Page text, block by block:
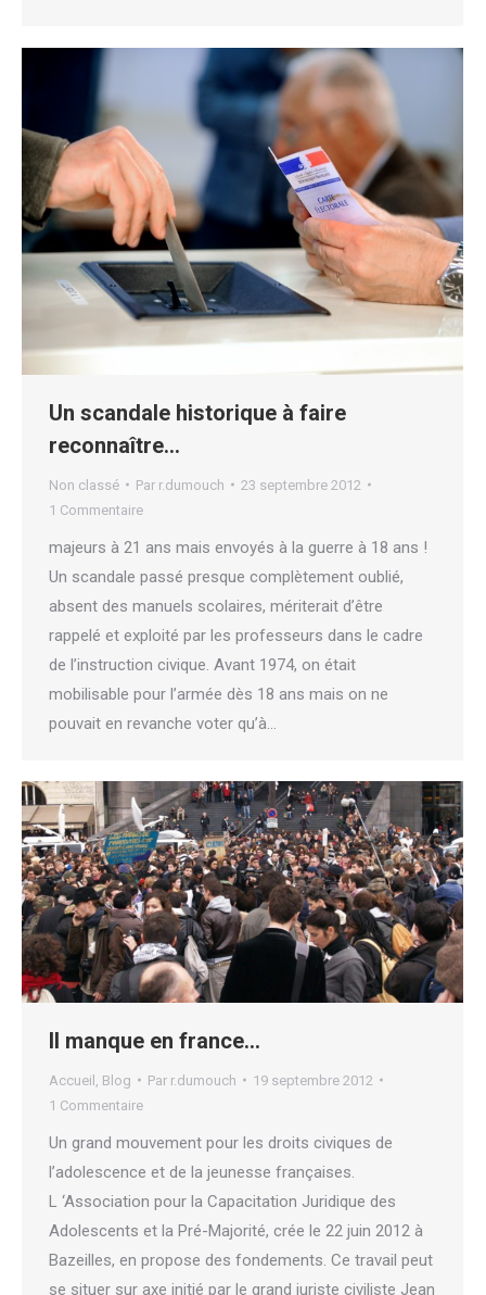
Un scandale historique à faire
reconnaître…
Non classé Par r.dumouch
23 septembre 2012
1 Commentaire
majeurs à 21 ans mais envoyés à la guerre à 18 ans !
Un scandale passé presque complètement oublié,
absent des manuels scolaires, mériterait d’être
rappelé et exploité par les professeurs dans le cadre
de l’instruction civique. Avant 1974, on était
mobilisable pour l’armée dès 18 ans mais on ne
pouvait en revanche voter qu’à…
Il manque en france…
Accueil Blog Par r.dumouch
19 septembre 2012
1 Commentaire
Un grand mouvement pour les droits civiques de
l’adolescence et de la jeunesse françaises.
L ‘Association pour la Capacitation Juridique des
Adolescents et la Pré-Majorité, crée le 22 juin 2012 à
Bazeilles, en propose des fondements. Ce travail peut
se situer sur axe initié par le grand juriste civiliste Jean